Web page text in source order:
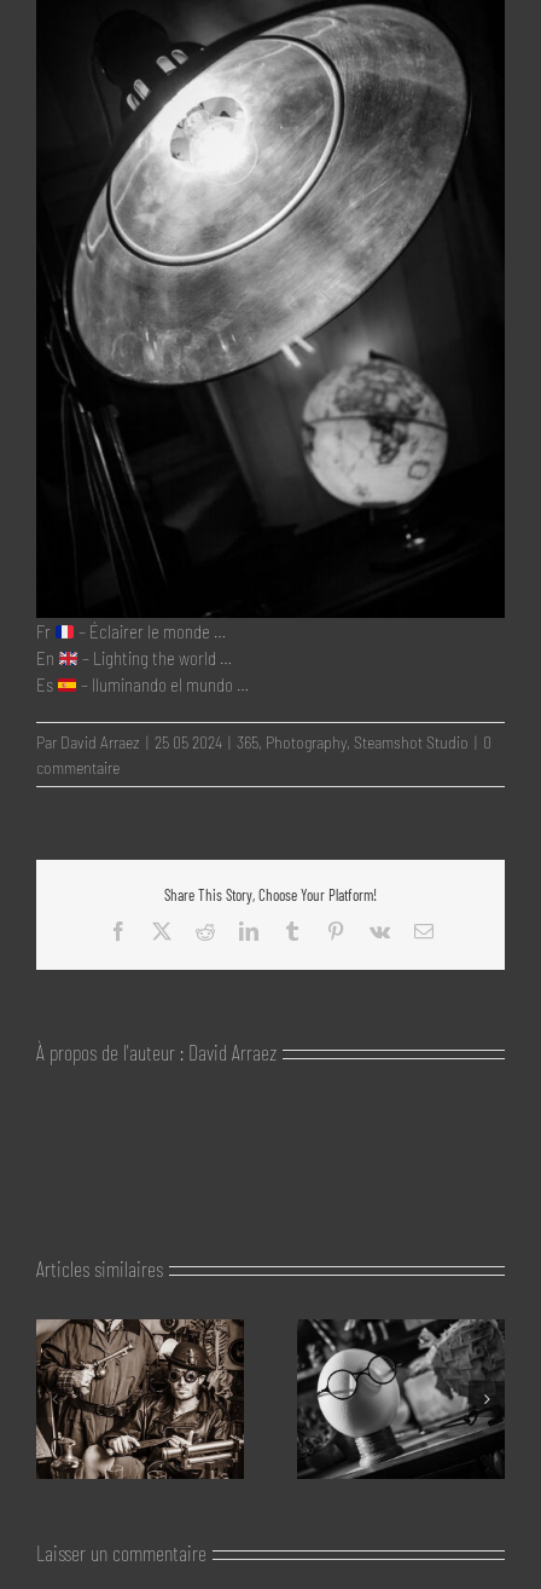
Fr
– Éclairer le monde …
En
– Lighting the world …
Es
– Iluminando el mundo …
Par David Arraez | 25 05 2024 | 365, Photography, Steamshot Studio | 0
commentaire
Share This Story, Choose Your Platform!
Facebook
RedditLinkedInTumblr Pinterest
Vk Email
À propos de l'auteur : David Arraez
Articles similaires
Laisser un commentaire